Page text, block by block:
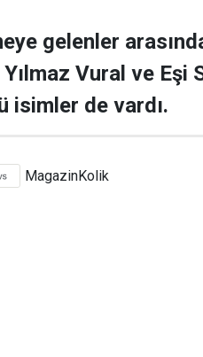
gelenler
Vural ve Eşi
isimler de vardı.
MagazinKolik